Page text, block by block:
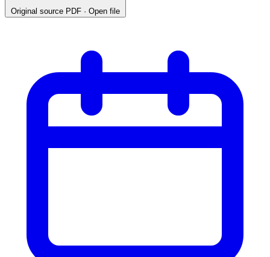
Original source PDF · Open file